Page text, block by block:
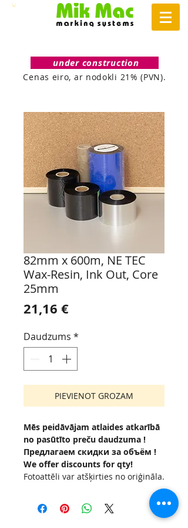
under construction
Cenas eiro, ar nodokli 21% (PVN).
82mm x 600m, NE TEC
Wax-Resin, Ink Out, Core
25mm
21,16 €Cena
Daudzums *
PIEVIENOT GROZAM
Mēs peidāvājam atlaides atkarībā
no pasūtīto preču daudzuma !
Предлагаем скидки за объём !
We offer discounts for qty!
Fotoattēli var atšķirties no oriģināla.
оригинала.
Ja vēlaties citu ruļļa platumu un